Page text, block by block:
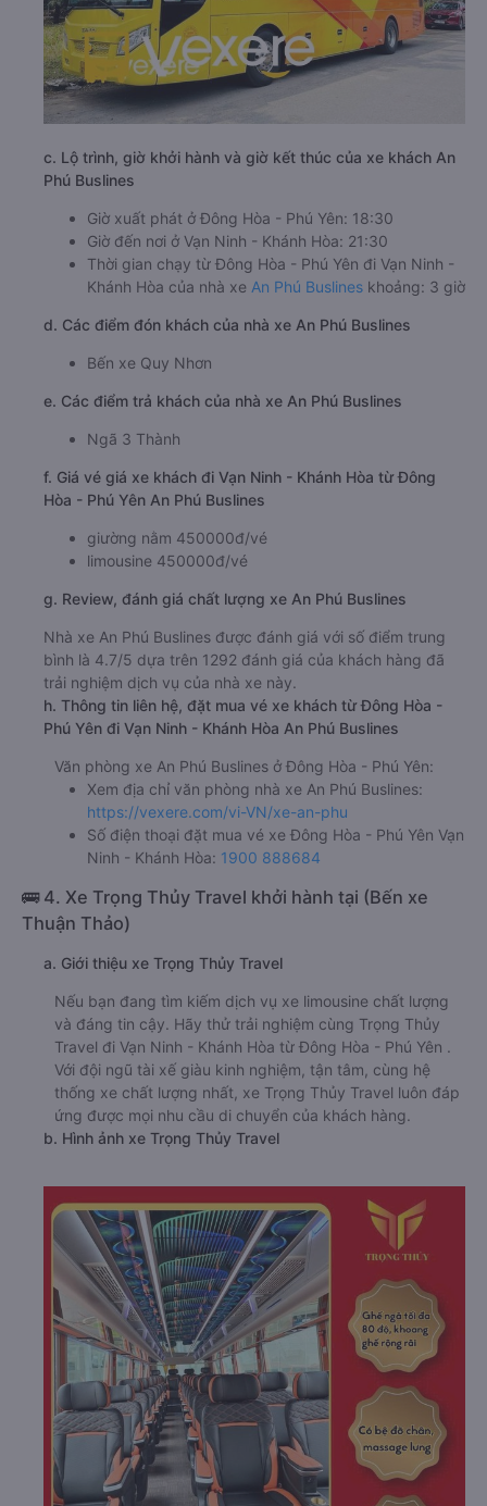
c. Lộ trình, giờ khởi hành và giờ kết thúc của xe khách An
Phú Buslines
Giờ xuất phát ở Đông Hòa - Phú Yên: 18:30
Giờ đến nơi ở Vạn Ninh - Khánh Hòa: 21:30
Thời gian chạy từ Đông Hòa - Phú Yên đi Vạn Ninh -
Khánh Hòa của nhà xe An Phú Buslines khoảng: 3 giờ
d. Các điểm đón khách của nhà xe An Phú Buslines
Bến xe Quy Nhơn
e. Các điểm trả khách của nhà xe An Phú Buslines
Ngã 3 Thành
f. Giá vé giá xe khách đi Vạn Ninh - Khánh Hòa từ Đông
Hòa - Phú Yên An Phú Buslines
giường nằm 450000đ/vé
limousine 450000đ/vé
g. Review, đánh giá chất lượng xe An Phú Buslines
Nhà xe An Phú Buslines được đánh giá với số điểm trung
bình là 4.7/5 dựa trên 1292 đánh giá của khách hàng đã
trải nghiệm dịch vụ của nhà xe này.
h. Thông tin liên hệ, đặt mua vé xe khách từ Đông Hòa -
Phú Yên đi Vạn Ninh - Khánh Hòa An Phú Buslines
Văn phòng xe An Phú Buslines ở Đông Hòa - Phú Yên:
Xem địa chỉ văn phòng nhà xe An Phú Buslines:
https://vexere.com/vi-VN/xe-an-phu
Số điện thoại đặt mua vé xe Đông Hòa - Phú Yên Vạn
Ninh - Khánh Hòa: 1900 888684
🚌 4. Xe Trọng Thủy Travel khởi hành tại (Bến xe
Thuận Thảo)
a. Giới thiệu xe Trọng Thủy Travel
Nếu bạn đang tìm kiếm dịch vụ xe limousine chất lượng
và đáng tin cậy. Hãy thử trải nghiệm cùng Trọng Thủy
Travel đi Vạn Ninh - Khánh Hòa từ Đông Hòa - Phú Yên .
Với đội ngũ tài xế giàu kinh nghiệm, tận tâm, cùng hệ
thống xe chất lượng nhất, xe Trọng Thủy Travel luôn đáp
ứng được mọi nhu cầu di chuyển của khách hàng.
b. Hình ảnh xe Trọng Thủy Travel